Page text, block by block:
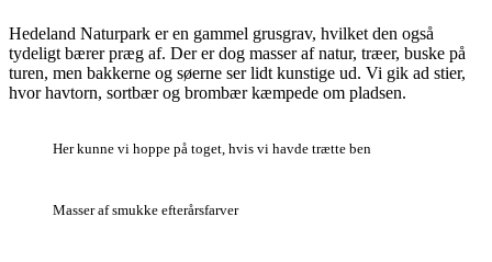
Hedeland Naturpark er en gammel grusgrav, hvilket den også
tydeligt bærer præg af. Der er dog masser af natur, træer, buske på
turen, men bakkerne og søerne ser lidt kunstige ud. Vi gik ad stier,
hvor havtorn, sortbær og brombær kæmpede om pladsen.
Her kunne vi hoppe på toget, hvis vi havde trætte ben
Masser af smukke efterårsfarver